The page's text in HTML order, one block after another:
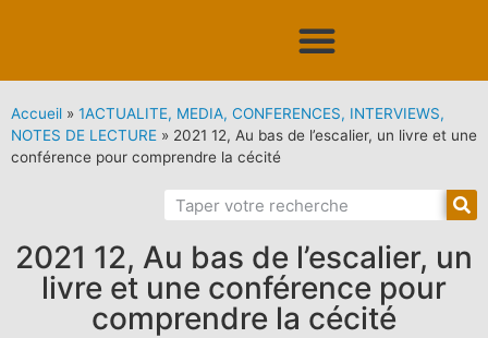
Accueil » 1ACTUALITE, MEDIA, CONFERENCES, INTERVIEWS,
NOTES DE LECTURE » 2021 12, Au bas de l’escalier, un livre et une
conférence pour comprendre la cécité
2021 12, Au bas de l’escalier, un
livre et une conférence pour
comprendre la cécité